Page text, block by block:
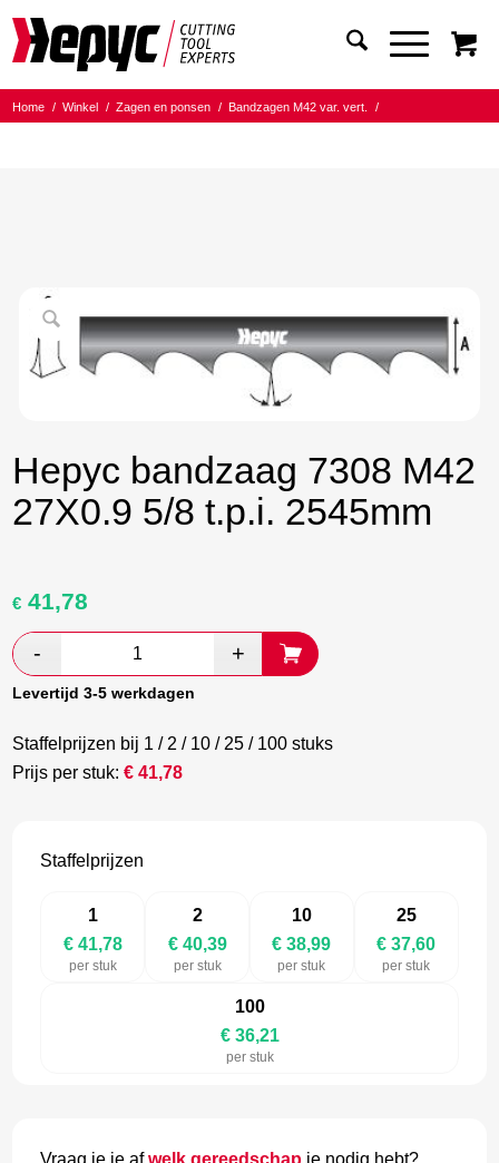
Home / Winkel / Zagen en ponsen / Bandzagen M42 var. vert.
/
Hepyc bandzaag 7308 M42
27X0.9 5/8 t.p.i. 2545mm
Oorspronkelijke
was:
€ 69,63.
€ 41,78
€ 40,39.
Levertijd 3-5 werkdagen
Staffelprijzen bij 1 / 2 / 10 / 25 / 100 stuks
Prijs per stuk:€41,78
Staffelprijzen
1
€ 41,78
per stuk
2
€ 40,39
per stuk
10
€ 38,99
per stuk
25
€ 37,60
per stuk
100
€ 36,21
per stuk
Vraag je je afwelk gereedschap je nodig hebt?